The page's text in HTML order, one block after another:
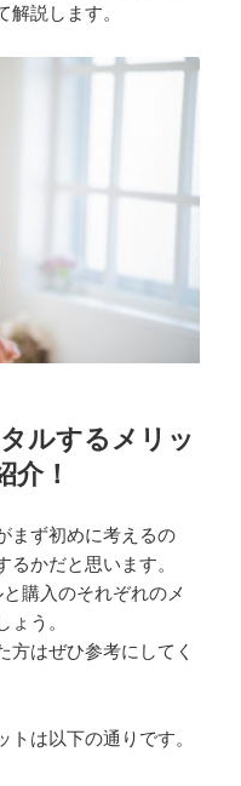
解説します。
ルするメリッ
介！
まず初めに考えるの
るかだと思います。
購入のそれぞれのメ
ょう。
方はぜひ参考にしてく
は以下の通りです。